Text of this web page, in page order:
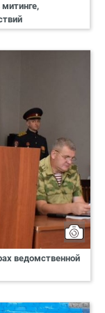
ведомственной